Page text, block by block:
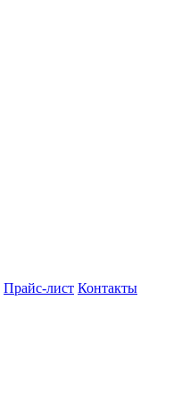
Прайс-лист Контакты